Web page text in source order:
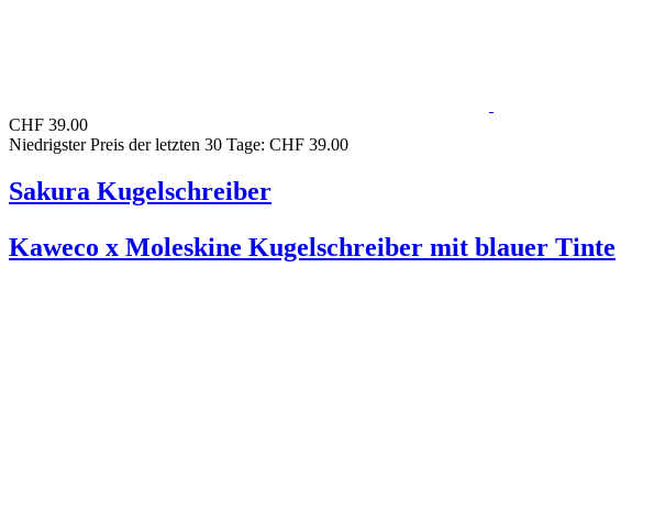
CHF 39.00
Niedrigster Preis der letzten 30 Tage: CHF 39.00
Sakura Kugelschreiber
Kaweco x Moleskine Kugelschreiber mit blauer Tinte